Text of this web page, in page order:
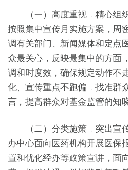
（一）高度重视，精心组
按照集中宣传月实施方案，周
调有关部门、新闻媒体和定点
众最关心，反映最集中的方面
调和时度效，确保规定动作不
化、宣传重点不跑偏，找准群
言，提高群众对基金监管的知
（二）分类施策，突出宣
办中心面向医药机构开展医保
置和优化经办等政策宣讲，面